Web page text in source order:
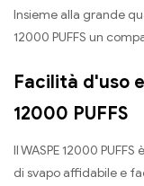
Insieme alla grande
12000 PUFFS un
Facilità d'uso
12000 PUFFS
Il WASPE 12000
di svapo affidabile e